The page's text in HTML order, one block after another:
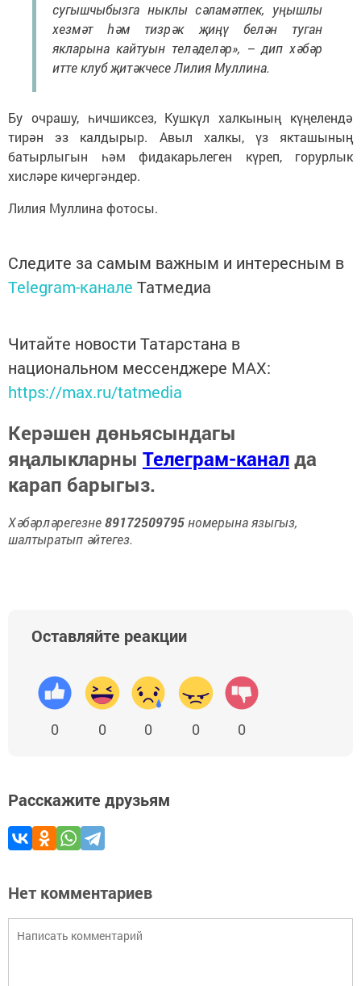
сугышчыбызга ныклы сәламәтлек, уңышлы
хезмәт һәм тизрәк җиңү белән туган
якларына кайтуын теләделәр», – дип хәбәр
итте клуб җитәкчесе Лилия Муллина.
Бу очрашу, һичшиксез, Кушкүл халкының күңелендә
тирән эз калдырыр. Авыл халкы, үз якташының
батырлыгын һәм фидакарьлеген күреп, горурлык
хисләре кичергәндер.
Лилия Муллина фотосы.
Следите за самым важным и интересным в
Telegram-канале Татмедиа
Читайте новости Татарстана в
национальном мессенджере MАХ:
https://max.ru/tatmedia
Керәшен дөньясындагы
яңалыкларны Телеграм-каналда
карап барыгыз.
Хәбәрләрегезне89172509795номерына языгыз,
шалтыратып әйтегез.
Оставляйте реакции
0 0 0 0 0
Расскажите друзьям
Нет комментариев